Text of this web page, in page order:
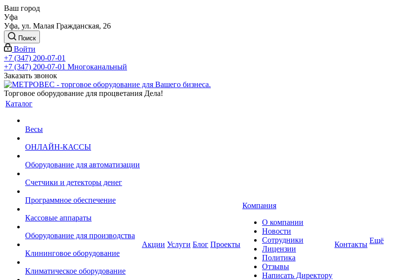
Ваш город
Уфа
Уфа, ул. Малая Гражданская, 26
Поиск
Войти
+7 (347) 200-07-01
+7 (347) 200-07-01 Многоканальный
Заказать звонок
Торговое оборудование для процветания Дела!
Каталог
Весы
ОНЛАЙН-КАССЫ
Оборудование для автоматизации
Счетчики и детекторы денег
Программное обеспечение
Кассовые аппараты
Оборудование для производства
Клининговое оборудование
Климатическое оборудование
Акции Услуги Блог Проекты
Компания
О компании
Новости
Сотрудники
Лицензии
Политика
Отзывы
Написать Директору
Контакты Ещё